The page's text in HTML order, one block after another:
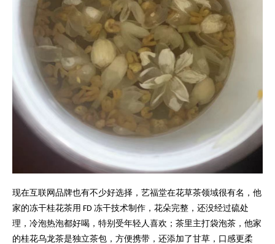
现在互联网品牌也有不少好选择，艺福堂在花草茶领域很有名，他
家的冻干桂花茶用 FD 冻干技术制作，花朵完整，还没经过硫处
理，冷泡热泡都好喝，特别受年轻人喜欢；茶里主打袋泡茶，他家
的桂花乌龙茶是独立茶包，方便携带，还添加了甘草，口感更柔